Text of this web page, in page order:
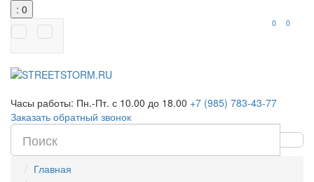
: 0
0 0
Часы работы: Пн.-Пт. с 10.00 до 18.00 +7 (985) 783-43-77
Заказать обратный звонок
Главная